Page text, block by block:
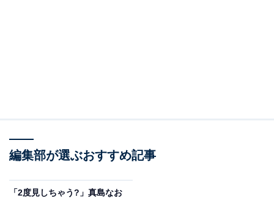
編集部が選ぶおすすめ記事
「2度見しちゃう?」真島なお